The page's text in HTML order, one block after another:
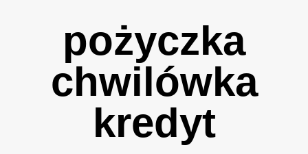
pożyczka
chwilówka
kredyt